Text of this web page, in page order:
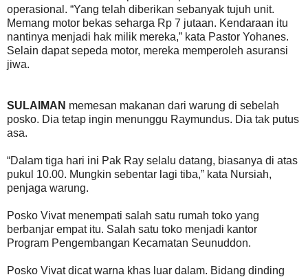
operasional. “Yang telah diberikan sebanyak tujuh unit.
Memang motor bekas seharga Rp 7 jutaan. Kendaraan itu
nantinya menjadi hak milik mereka,” kata Pastor Yohanes.
Selain dapat sepeda motor, mereka memperoleh asuransi
jiwa.
SULAIMAN memesan makanan dari warung di sebelah
posko. Dia tetap ingin menunggu Raymundus. Dia tak putus
asa.
“Dalam tiga hari ini Pak Ray selalu datang, biasanya di atas
pukul 10.00. Mungkin sebentar lagi tiba,” kata Nursiah,
penjaga warung.
Posko Vivat menempati salah satu rumah toko yang
berbanjar empat itu. Salah satu toko menjadi kantor
Program Pengembangan Kecamatan Seunuddon.
Posko Vivat dicat warna khas luar dalam. Bidang dinding